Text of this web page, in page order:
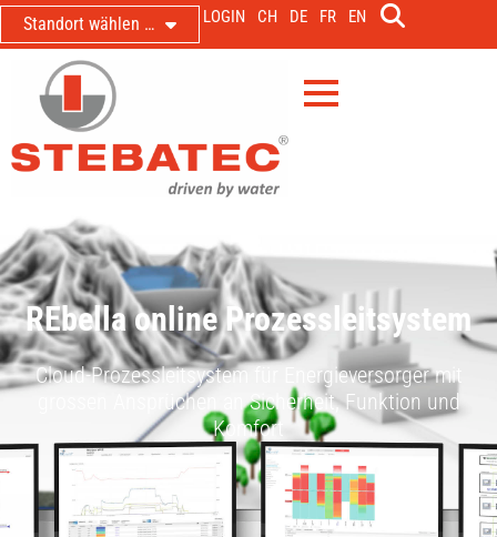
Standort wählen … LOGIN CH DE FR EN
REbella online Prozessleitsystem
Cloud-Prozessleitsystem für Energieversorger mit
grossen Ansprüchen an Sicherheit, Funktion und
Komfort